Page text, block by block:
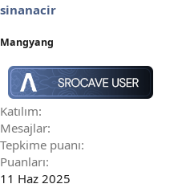
:
sinanacir
Mangyang
Katılım
Mesajlar
Tepkime puanı
Puanları
11 Haz 2025